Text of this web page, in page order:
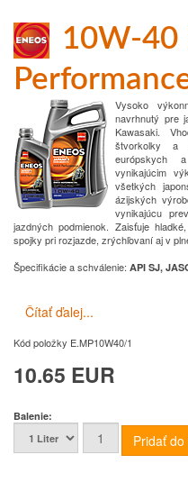
10W-40
Vysoko
navrhnutý pre
Kawasaki.
štvorkolky a
európskych
vynikajúcim
všetkých
ázijských
vynikajúcu
jazdných podmienok. Zaisťuje
spojky pri rozjazde, zrýchľovaní aj v
Špecifikácie a schválenie: API SJ,
Čítať ďalej...
Kód položky E.MP10W40/1
10.65 EUR
Balenie: